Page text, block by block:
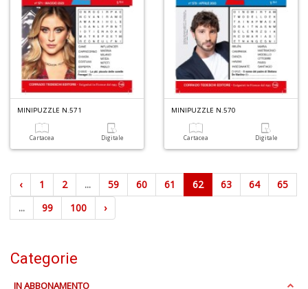
MINIPUZZLE N.571
Cartacea Digitale
MINIPUZZLE N.570
Cartacea Digitale
‹ 1 2 ... 59 60 61 62 63 64
65
...
99 100 ›
Categorie
IN ABBONAMENTO